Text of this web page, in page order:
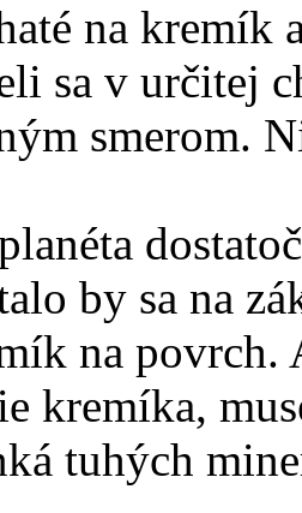
na kremík
sa v určitej
smerom.
by sa na
na povrch.
kremíka,
tuhých